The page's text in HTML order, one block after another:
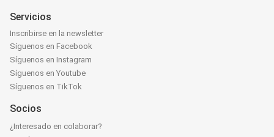
Servicios
Inscribirse en la newsletter
Síguenos en Facebook
Síguenos en Instagram
Síguenos en Youtube
Síguenos en TikTok
Socios
¿Interesado en colaborar?